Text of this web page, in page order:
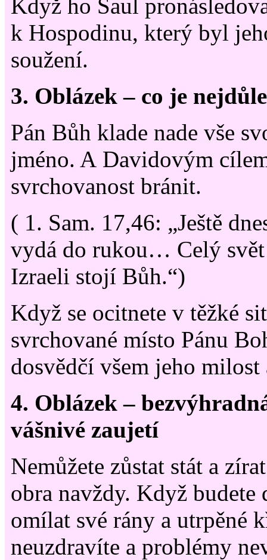
Když ho Saul
k Hospodinu, který byl
soužení.
3. Oblázek – co je
Pán Bůh klade nade vše
jméno. A Davidovým
svrchovanost bránit.
( 1. Sam. 17,46: „Ještě
vydá do rukou… Celý svět
Izraeli stojí Bůh.“)
Když se ocitnete v těžké
svrchované místo Pánu
dosvědčí všem jeho milost
4. Oblázek –
vášnivé zaujetí
Nemůžete zůstat stát a
obra navždy. Když budete
omílat své rány a utrpěné
neuzdravíte a problémy